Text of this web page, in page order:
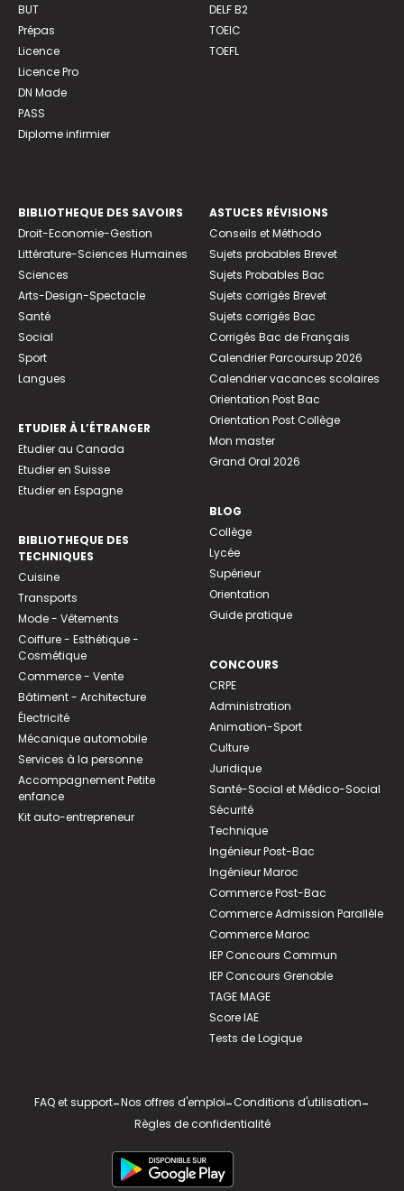
BUT
Prépas
Licence
Licence Pro
DN Made
PASS
Diplome infirmier
DELF B2
TOEIC
TOEFL
BIBLIOTHEQUE DES SAVOIRS
Droit-Economie-Gestion
Littérature-Sciences Humaines
Sciences
Arts-Design-Spectacle
Santé
Social
Sport
Langues
ETUDIER À L’ÉTRANGER
Etudier au Canada
Etudier en Suisse
Etudier en Espagne
BIBLIOTHEQUE DES
TECHNIQUES
Cuisine
Transports
Mode - Vêtements
Coiffure - Esthétique -
Cosmétique
Commerce - Vente
Bâtiment - Architecture
Électricité
Mécanique automobile
Services à la personne
Accompagnement Petite
enfance
Kit auto-entrepreneur
ASTUCES RÉVISIONS
Conseils et Méthodo
Sujets probables Brevet
Sujets Probables Bac
Sujets corrigés Brevet
Sujets corrigés Bac
Corrigés Bac de Français
Calendrier Parcoursup 2026
Calendrier vacances scolaires
Orientation Post Bac
Orientation Post Collège
Mon master
Grand Oral 2026
BLOG
Collège
Lycée
Supérieur
Orientation
Guide pratique
CONCOURS
CRPE
Administration
Animation-Sport
Culture
Juridique
Santé-Social et Médico-Social
Sécurité
Technique
Ingénieur Post-Bac
Ingénieur Maroc
Commerce Post-Bac
Commerce Admission Parallèle
Commerce Maroc
IEP Concours Commun
IEP Concours Grenoble
TAGE MAGE
Score IAE
Tests de Logique
FAQ et support-Nos offres d'emploi-Conditions d'utilisation-
Règles de confidentialité